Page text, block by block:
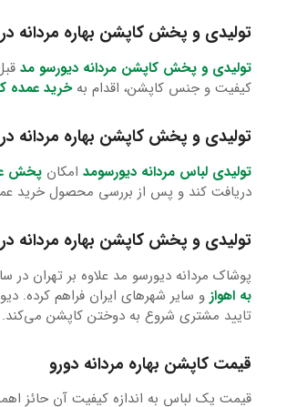
تولیدی و پخش کاپشن بهاره مردانه در
تولیدی و پخش کاپشن مردانه دیورسو مد
کیفیت و جنس کاپشن، اقدام بهخرید عمده
تولیدی و پخش کاپشن بهاره مردانه در
تولیدی لباس مردانه دیورسومد امکان پخش
دریافت کند و پس از بررسی محصول خرید
تولیدی و پخش کاپشن بهاره مردانه
پوشاک مردانه دیورسو مد علاوه بر تهران در
به اهواز و سایر شهرهای ایران فراهم کرده.
تایید مشتری شروع به دوختن کاپشن می‌کند.
قیمت کاپشن بهاره مردانه دورو
قیمت یک لباس به اندازه کیفیت آن حائز